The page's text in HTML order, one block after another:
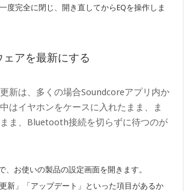
度完全に閉じ、開き直してからEQを操作しま
ェアを最新にする
新は、多くの場合Soundcoreアプリ内か
はイヤホンをケースに入れたまま、ま
ま、Bluetooth接続を切らずに待つのが
、お使いの製品の設定画面を開きます。
新」「アップデート」といった項目があるか